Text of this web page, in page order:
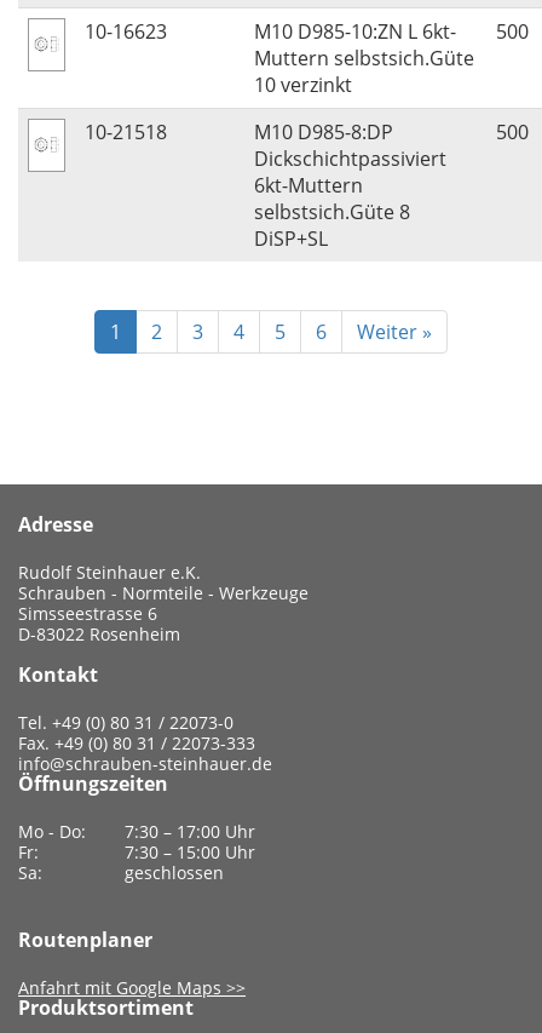
10-16623
M10 D985-10:ZN L 6kt-
Muttern selbstsich.Güte
10 verzinkt
500
10-21518
M10 D985-8:DP
Dickschichtpassiviert
6kt-Muttern
selbstsich.Güte 8
DiSP+SL
500
1 2 3 4 5 6 Weiter »
Adresse
Rudolf Steinhauer e.K.
Schrauben - Normteile - Werkzeuge
Simsseestrasse 6
D-83022 Rosenheim
Kontakt
Tel. +49 (0) 80 31 / 22073-0
Fax. +49 (0) 80 31 / 22073-333
info@schrauben-steinhauer.de
Öffnungszeiten
Mo - Do: 7:30 – 17:00 Uhr
Fr:
7:30 – 15:00 Uhr
Sa:
geschlossen
Routenplaner
Anfahrt mit Google Maps >>
Produktsortiment